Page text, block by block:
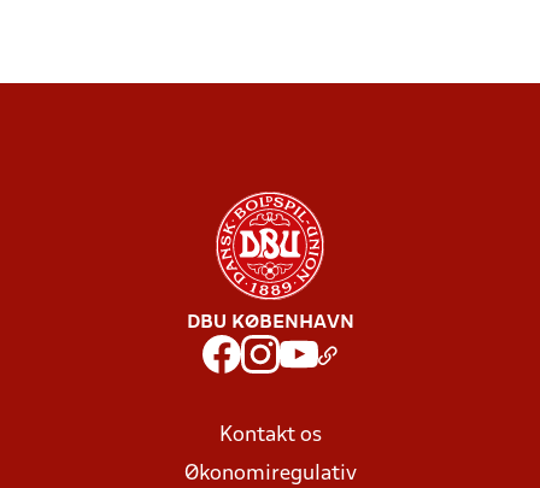
DBU KØBENHAVN
Kontakt os
Økonomiregulativ